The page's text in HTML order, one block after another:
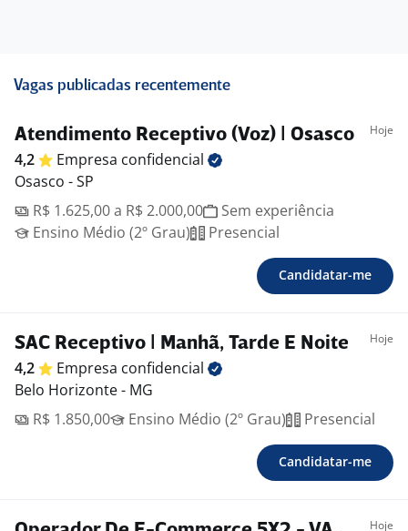
Vagas publicadas recentemente
Atendimento Receptivo (Voz) | Osasco Hoje
4,2 Empresa confidencial
Osasco - SP
R$ 1.625,00 a R$ 2.000,00
Sem experiência
Ensino Médio (2º Grau)
Presencial
Candidatar-me
SAC Receptivo | Manhã, Tarde E Noite Hoje
4,2 Empresa confidencial
Belo Horizonte - MG
R$ 1.850,00
Ensino Médio (2º Grau) Presencial
Candidatar-me
Hoje